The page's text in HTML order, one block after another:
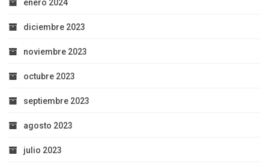
enero 2024
diciembre 2023
noviembre 2023
octubre 2023
septiembre 2023
agosto 2023
julio 2023